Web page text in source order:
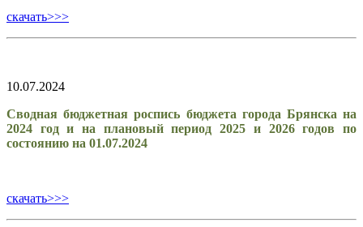
скачать>>>
10.07.2024
Сводная бюджетная роспись бюджета города Брянска на
2024 год и на плановый период 2025 и 2026 годов по
состоянию на 01.07.2024
скачать>>>